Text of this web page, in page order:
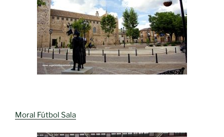
Moral Fútbol Sala